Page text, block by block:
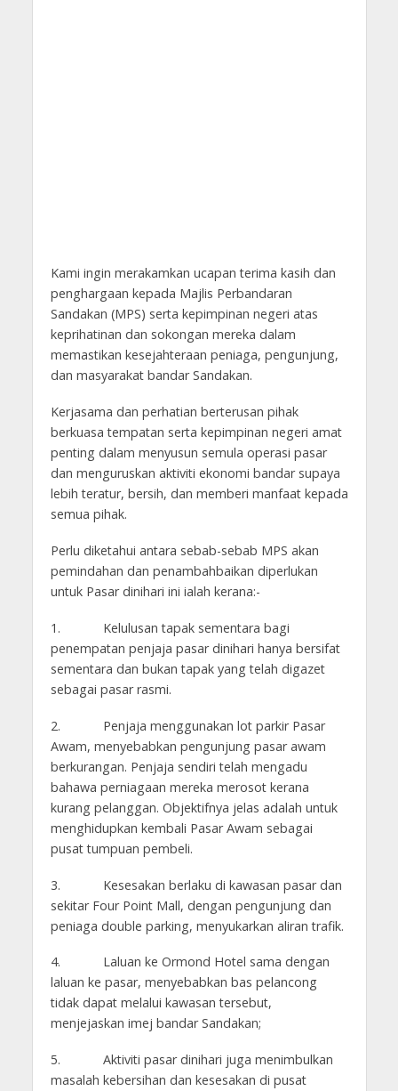
Kami ingin merakamkan ucapan terima kasih dan
penghargaan kepada Majlis Perbandaran
Sandakan (MPS) serta kepimpinan negeri atas
keprihatinan dan sokongan mereka dalam
memastikan kesejahteraan peniaga, pengunjung,
dan masyarakat bandar Sandakan.
Kerjasama dan perhatian berterusan pihak
berkuasa tempatan serta kepimpinan negeri amat
penting dalam menyusun semula operasi pasar
dan menguruskan aktiviti ekonomi bandar supaya
lebih teratur, bersih, dan memberi manfaat kepada
semua pihak.
Perlu diketahui antara sebab-sebab MPS akan
pemindahan dan penambahbaikan diperlukan
untuk Pasar dinihari ini ialah kerana:-
1. Kelulusan tapak sementara bagi
penempatan penjaja pasar dinihari hanya bersifat
sementara dan bukan tapak yang telah digazet
sebagai pasar rasmi.
2. Penjaja menggunakan lot parkir Pasar
Awam, menyebabkan pengunjung pasar awam
berkurangan. Penjaja sendiri telah mengadu
bahawa perniagaan mereka merosot kerana
kurang pelanggan. Objektifnya jelas adalah untuk
menghidupkan kembali Pasar Awam sebagai
pusat tumpuan pembeli.
3. Kesesakan berlaku di kawasan pasar dan
sekitar Four Point Mall, dengan pengunjung dan
peniaga double parking, menyukarkan aliran trafik.
4. Laluan ke Ormond Hotel sama dengan
laluan ke pasar, menyebabkan bas pelancong
tidak dapat melalui kawasan tersebut,
menjejaskan imej bandar Sandakan;
5. Aktiviti pasar dinihari juga menimbulkan
masalah kebersihan dan kesesakan di pusat